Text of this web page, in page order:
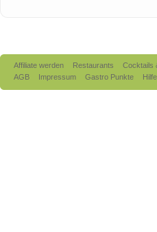
Affiliate werden Restaurants
Cocktails
AGB
Impressum Gastro Punkte Hilfe